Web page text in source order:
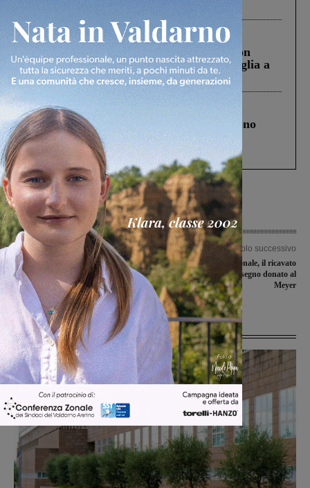
Cronaca 3 Agosto 2026
Scomparso da una struttura di Castiglion
Fiorentino l’uomo che aveva ucciso la figlia a
Levane nel 2020
Cronaca 4 Agosto 2026
Un anno fa la strage in A1 in cui morirono
Gianni, Giulia e Franco. Lo schianto, il
processo, lo stop ai sorpassi fra tir....
Articolo precedente
Gruccia, giardini pubblici sommersi
dall’erba alta. I residenti: “Ci
sentiamo dimenticati”
Articolo successivo
Corso di difesa personale, il ricavato
va in beneficenza: assegno donato al
Meyer
Ultime Notizie